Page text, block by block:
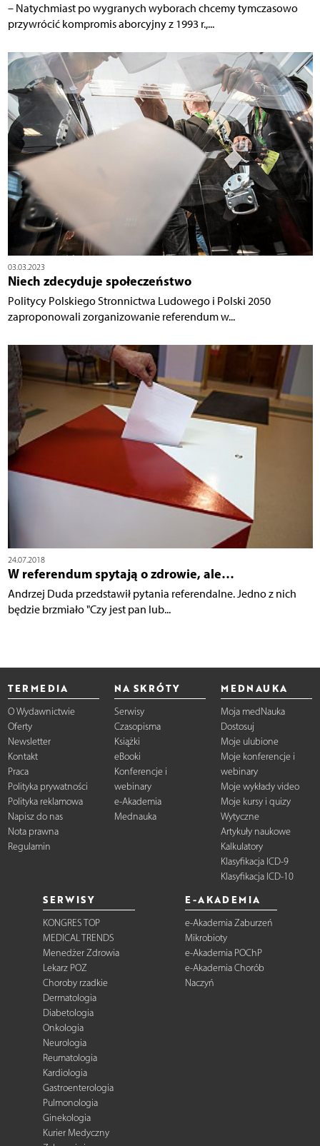
– Natychmiast po wygranych wyborach chcemy tymczasowo
przywrócić kompromis aborcyjny z 1993 r.,...
03.03.2023
Niech zdecyduje społeczeństwo
Politycy Polskiego Stronnictwa Ludowego i Polski 2050
zaproponowali zorganizowanie referendum w...
24.07.2018
W referendum spytają o zdrowie, ale…
Andrzej Duda przedstawił pytania referendalne. Jedno z nich
będzie brzmiało "Czy jest pan lub...
TERMEDIA
O Wydawnictwie
Oferty
Newsletter
Kontakt
Praca
Polityka prywatności
Polityka reklamowa
Napisz do nas
Nota prawna
Regulamin
NA SKRÓTY
Serwisy
Czasopisma
Książki
eBooki
Konferencje i
webinary
e-Akademia
Mednauka
MEDNAUKA
Moja medNauka
Dostosuj
Moje ulubione
Moje konferencje i
webinary
Moje wykłady video
Moje kursy i quizy
Wytyczne
Artykuły naukowe
Kalkulatory
Klasyfikacja ICD-9
Klasyfikacja ICD-10
SERWISY
KONGRES TOP
MEDICAL TRENDS
Menedżer Zdrowia
Lekarz POZ
Choroby rzadkie
Dermatologia
Diabetologia
Onkologia
Neurologia
Reumatologia
Kardiologia
Gastroenterologia
Pulmonologia
Ginekologia
Kurier Medyczny
E-AKADEMIA
e-Akademia Zaburzeń
Mikrobioty
e-Akademia POChP
e-Akademia Chorób
Naczyń